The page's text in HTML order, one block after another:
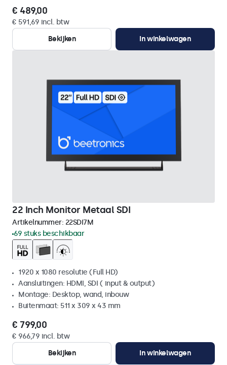
€ 489,00
€ 591,69 incl. btw
Bekijken
In winkelwagen
22 Inch Monitor Metaal SDI
Artikelnummer: 22SDI7M
69 stuks beschikbaar
1920 x 1080 resolutie (Full HD)
Aansluitingen: HDMI, SDI ( input & output)
Montage: Desktop, wand, inbouw
Buitenmaat: 511 x 309 x 43 mm
€ 799,00
€ 966,79 incl. btw
Bekijken
In winkelwagen